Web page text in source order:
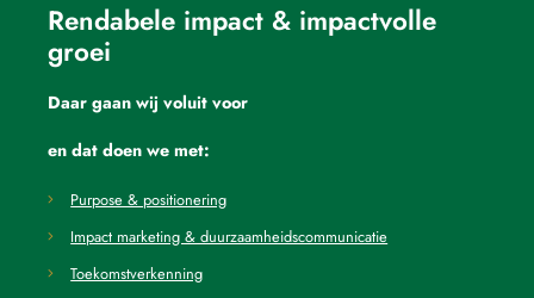
Rendabele impact & impactvolle
groei
Daar gaan wij voluit voor
en dat doen we met:
Purpose & positionering
Impact marketing & duurzaamheidscommunicatie
Toekomstverkenning